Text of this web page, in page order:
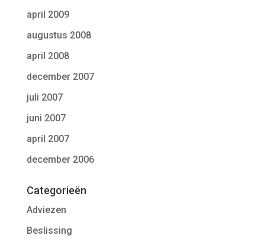
april 2009
augustus 2008
april 2008
december 2007
juli 2007
juni 2007
april 2007
december 2006
Categorieën
Adviezen
Beslissing